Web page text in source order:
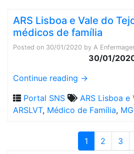
ARS Lisboa e Vale do
médicos de família
Posted on 30/01/2020 by A
30/01/
Continue reading →
Portal SNS
ARS Lisboa e
ARSLVT, Médico de Família,
1 2 3